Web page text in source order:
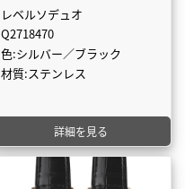
レベルソデュオ
Q2718470
色:シルバー／ブラック
材質:ステンレス
詳細を見る